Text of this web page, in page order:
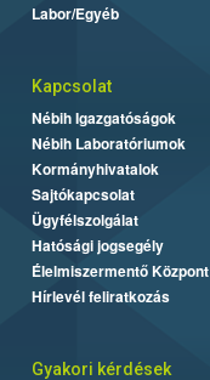
Labor/Egyéb
Kapcsolat
Nébih Igazgatóságok
Nébih Laboratóriumok
Kormányhivatalok
Sajtókapcsolat
Ügyfélszolgálat
Hatósági jogsegély
Élelmiszermentő Központ
Hírlevél feliratkozás
Gyakori kérdések